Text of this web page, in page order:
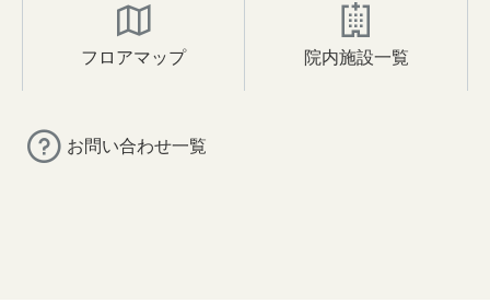
フロアマップ 院内施設一覧
お問い合わせ一覧